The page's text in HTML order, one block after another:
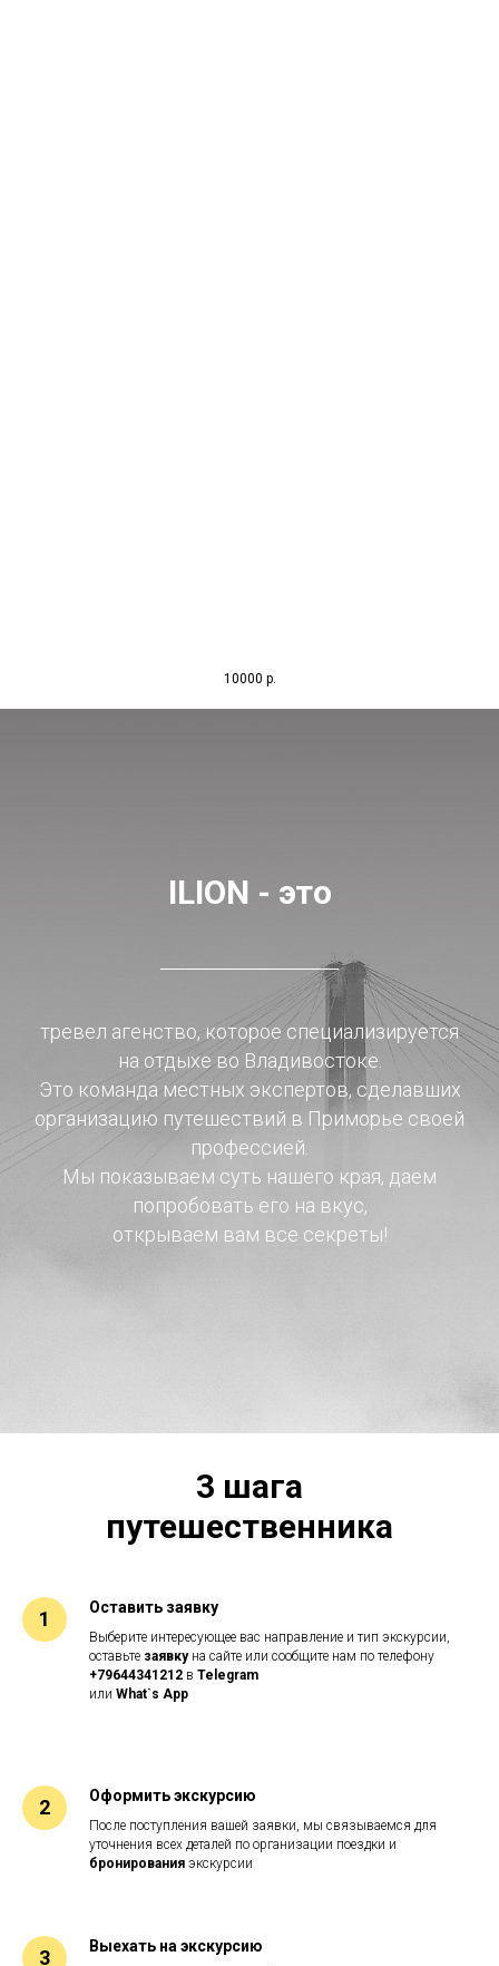
10000 р.
ILION - это
тревел агенство, которое специализируется
на отдыхе во Владивостоке.
Это команда местных экспертов, сделавших
организацию путешествий в Приморье своей
профессией.
Мы показываем суть нашего края, даем
попробовать его на вкус,
открываем вам все секреты!
3 шага
путешественника
Оставить заявку
Выберите интересующее вас направление и тип экскурсии,
оставьте заявкуна сайте или сообщите нам по телефону
+79644341212 в Telegram
или What`s App
Оформить экскурсию
После поступления вашей заявки, мы связываемся для
уточнения всех деталей по организации поездки и
бронирования экскурсии
Выехать на экскурсию